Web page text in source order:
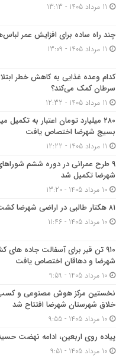
چند راه ساده برای افزایش عمر
کدام وعده غذایی به کاهش خطر
سرطان کمک می‌کند؟
۲۸۰ میلیارد تومان اعتبار به تکمیل
بسیج شهرضا اختصاص یافت
۹ طرح عمرانی در دوره ششم
شهرضا تکمیل شد
10 مرداد 1405 - 13:20
۸۱ هکتار طالبی در اراضی شهرضا کشت شد
10 مرداد 1405 - 11:46
۹۱۰ تن قیر برای آسفالت جاده های
شهرضا و دهاقان اختصاص یافت
10 مرداد 1405 - 9:59
نخستین مرکز هوش مصنوعی و کسب‌
خلاق شهرستان شهرضا افتتاح شد
10 مرداد 1405 - 9:55
پیاده روی اربعین، ادامه نهضت
10 مرداد 1405 - 9:51